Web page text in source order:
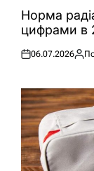
УНорма
цифрами в
Оприлюднено
06.07.2026